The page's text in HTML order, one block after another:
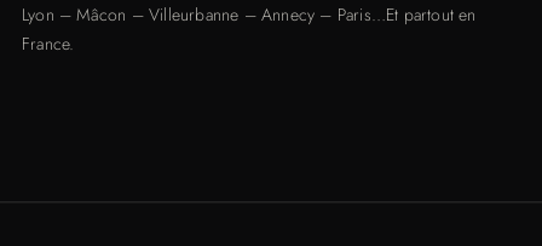
Lyon –Mâcon –Villeurbanne –Annecy – Paris…Et partout en
France.